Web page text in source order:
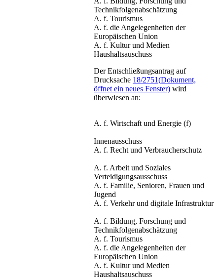
Technikfolgenabschätzung
A. f. Tourismus
A. f. die Angelegenheiten der
Europäischen Union
A. f. Kultur und Medien
Haushaltsauschuss
Der Entschließungsantrag auf
Drucksache 18/2751(Dokument,
öffnet ein neues Fenster) wird
überwiesen an:
A. f. Wirtschaft und Energie (f)
Innenausschuss
A. f. Recht und Verbraucherschutz
A. f. Arbeit und Soziales
Verteidigungsausschuss
A. f. Familie, Senioren, Frauen und
Jugend
A. f. Verkehr und digitale Infrastruktur
A. f. Bildung, Forschung und
Technikfolgenabschätzung
A. f. Tourismus
A. f. die Angelegenheiten der
Europäischen Union
A. f. Kultur und Medien
Haushaltsauschuss